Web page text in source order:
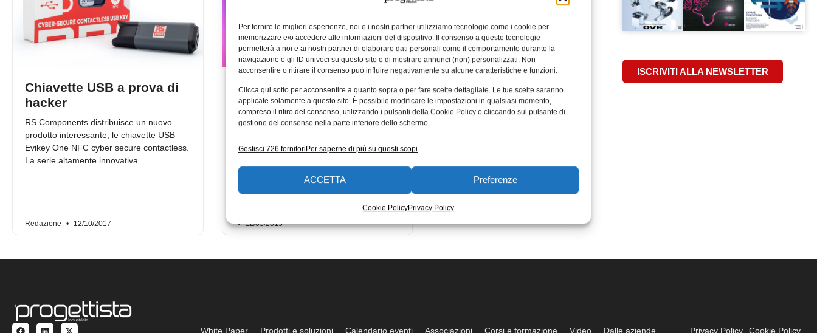
Per fornire le migliori esperienze, noi e i nostri partner utilizziamo tecnologie come i cookie per
memorizzare e/o accedere alle informazioni del dispositivo. Il consenso a queste tecnologie
permetterà a noi e ai nostri partner di elaborare dati personali come il comportamento durante la
navigazione o gli ID univoci su questo sito e di mostrare annunci (non) personalizzati. Non
acconsentire o ritirare il consenso può influire negativamente su alcune caratteristiche e funzioni.
Clicca qui sotto per acconsentire a quanto sopra o per fare scelte dettagliate. Le tue scelte saranno
applicate solamente a questo sito. È possibile modificare le impostazioni in qualsiasi momento,
compreso il ritiro del consenso, utilizzando i pulsanti della Cookie Policy o cliccando sul pulsante di
gestione del consenso nella parte inferiore dello schermo.
Gestisci 726 fornitoriPer saperne di più su questi scopi
ACCETTA Preferenze
Cookie PolicyPrivacy Policy
Chiavette USB a prova di
hacker
RS Components distribuisce un nuovo
prodotto interessante, le chiavette USB
Evikey One NFC cyber secure contactless.
La serie altamente innovativa
Redazione 12/10/2017
RS Components facilita
l’integrazione della
tecnologia NFC con le
firmate Panasonic
RS Components, il distributore globale di
prodotti di elettronica e manutenzione,
rende più accessibile lo sviluppo di
12/03/2015
ISCRIVITI ALLA NEWSLETTER
White Paper Prodotti e soluzioni Calendario eventi Associazioni Corsi e formazione Video Dalle aziende Privacy Policy Cookie Policy